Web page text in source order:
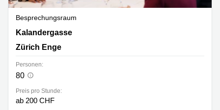
Besprechungsraum
Kalandergasse 1, Zürich Enge
Kalandergasse
Zürich Enge
Personen:
80
Preis pro Stunde:
ab 200 CHF